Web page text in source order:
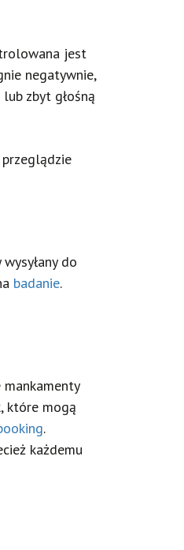
jest
negatywnie,
zbyt głośną
do
badanie.
które mogą
.
każdemu